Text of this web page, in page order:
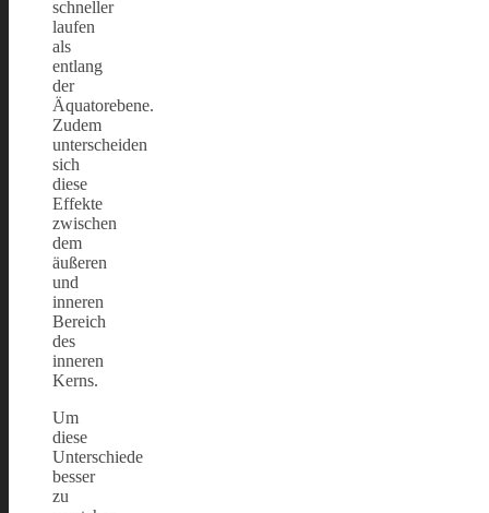
schneller
laufen
als
entlang
der
Äquatorebene.
Zudem
unterscheiden
sich
diese
Effekte
zwischen
dem
äußeren
und
inneren
Bereich
des
inneren
Kerns.
Um
diese
Unterschiede
besser
zu